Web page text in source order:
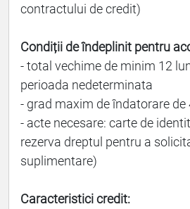
contractului de credit)
Condiții de îndeplinit pentru
- total vechime de minim 12
perioada nedeterminata
- grad maxim de îndatorare de
- acte necesare: carte de
rezerva dreptul pentru a
suplimentare)
Caracteristici credit: